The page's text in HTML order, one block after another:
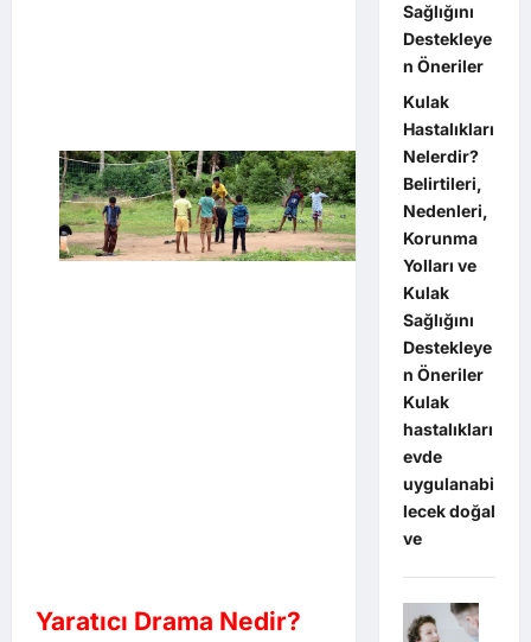
Yaratıcı Drama Nedir?
Sağlığını
Destekleye
n Öneriler
Kulak
Hastalıkları
Nelerdir?
Belirtileri,
Nedenleri,
Korunma
Yolları ve
Kulak
Sağlığını
Destekleye
n Öneriler
Kulak
hastalıkları
evde
uygulanabi
lecek doğal
ve